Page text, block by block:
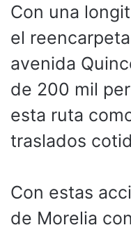
Con una
el
avenida
de 200 mil
esta ruta
traslados
Con estas
de Morelia